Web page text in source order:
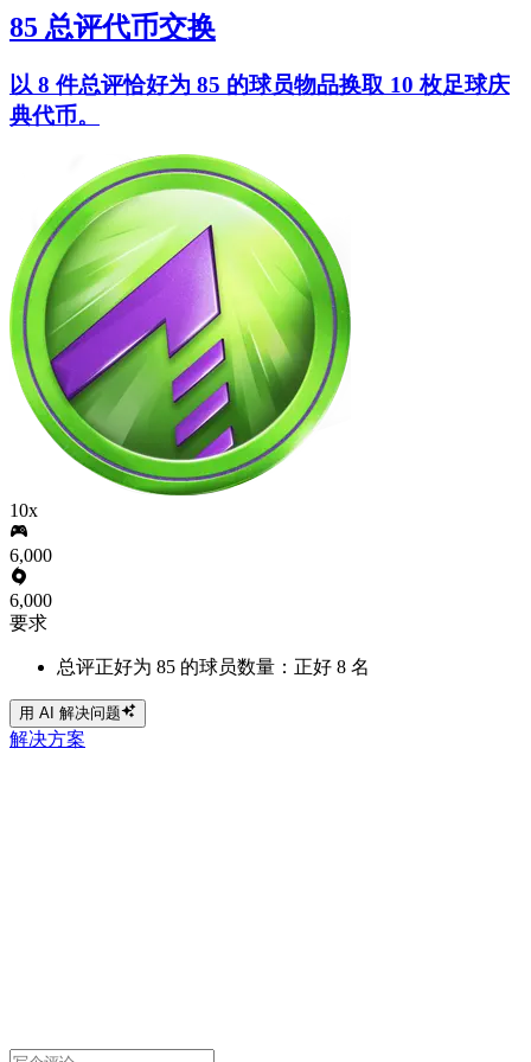
85 总评代币交换
以 8 件总评恰好为 85 的球员物品换取 10 枚足球庆
典代币。
10x
6,000
6,000
要求
总评正好为 85 的球员数量：正好 8 名
用 AI 解决问题
解决方案